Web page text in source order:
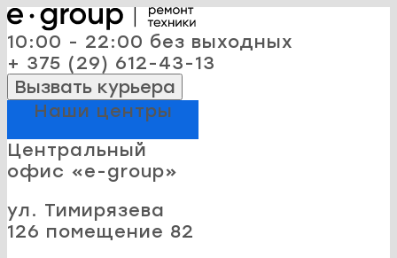
10:00 - 22:00 без выходных
+ 375 (29) 612-43-13
Вызвать курьера
Наши центры
Центральный
офис «e-group»
ул. Тимирязева
126 помещение 82